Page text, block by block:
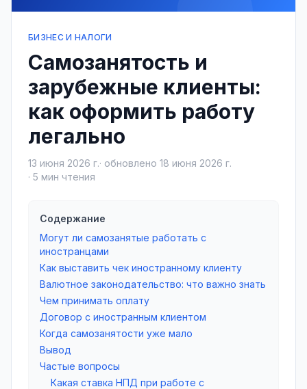
БИЗНЕС И НАЛОГИ
Самозанятость и
зарубежные клиенты:
как оформить работу
легально
13 июня 2026 г.· обновлено 18 июня 2026 г.
· 5 мин чтения
Содержание
Могут ли самозанятые работать с
иностранцами
Как выставить чек иностранному клиенту
Валютное законодательство: что важно знать
Чем принимать оплату
Договор с иностранным клиентом
Когда самозанятости уже мало
Вывод
Частые вопросы
Какая ставка НПД при работе с